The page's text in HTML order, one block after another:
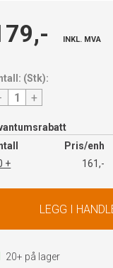
INKL. MVA
(Stk):
+
Pris/enh
+
161,-
20+ på lager